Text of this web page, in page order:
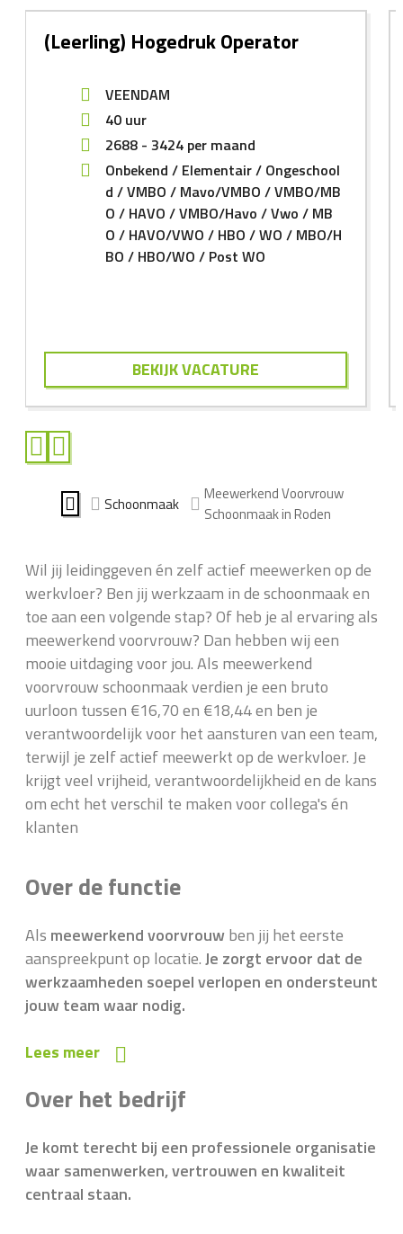
(Leerling) Hogedruk Operator
VEENDAM
40 uur
2688 - 3424 per maand
Onbekend
Elementair
Ongeschool
d
VMBO Mavo/VMBO
VMBO/MB
O
HAVO VMBO/Havo Vwo
MB
O
HAVO/VWO HBO WO
MBO/H
BO
HBO/WO Post WO
BEKIJK VACATURE
Schoonmaak
Meewerkend Voorvrouw
Schoonmaak in Roden
Wil jij leidinggeven én zelf actief meewerken op de
werkvloer? Ben jij werkzaam in de schoonmaak en
toe aan een volgende stap? Of heb je al ervaring als
meewerkend voorvrouw? Dan hebben wij een
mooie uitdaging voor jou. Als meewerkend
voorvrouw schoonmaak verdien je een bruto
uurloon tussen €16,70 en €18,44 en ben je
verantwoordelijk voor het aansturen van een team,
terwijl je zelf actief meewerkt op de werkvloer. Je
krijgt veel vrijheid, verantwoordelijkheid en de kans
om echt het verschil te maken voor collega's én
klanten
Over de functie
Als meewerkend voorvrouwben jij het eerste
aanspreekpunt op locatie.Je zorgt ervoor dat de
werkzaamheden soepel verlopen en ondersteunt
jouw team waar nodig.
Lees meer
Over het bedrijf
Je komt terecht bij een professionele organisatie
waar samenwerken, vertrouwen en kwaliteit
centraal staan.